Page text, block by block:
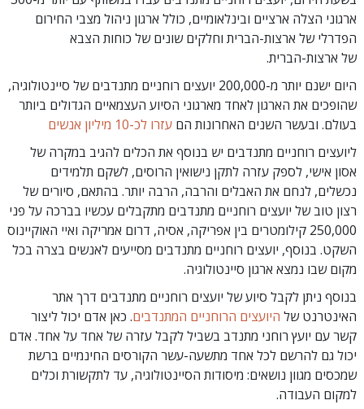
ארגוני הצלה ארציים ובינלאומיים, כולל ארגון ניהול מצבי החירום
הפדרלי של ארצות-הברית וחלקים שונים של כוחות הצבא
של ארצות-הברית.
היום ישנם יותר מ-200,000 יועצים רוחניים מתנדבים של סיינטולוגיה,
שהופכים את הארגון לאחד מארגוני הסיוע העצמאיים הגדולים ביותר
בעולם. ובעשר השנים האחרונות הם עזרו לכ-10 מיליון אנשים
ליועצים רוחניים מתנדבים יש בנוסף את הכלים להגיב במקרה של
אסון אישי, לספק עזרה לתקן נישואין הרוסים, לשקם תלמידים
נכשלים, לנחם את האבלים והרבה, הרבה יותר. בהתאם, סיורים של
רצון טוב של יועצים רוחניים מתנדבים מתקבלים עכשיו בברכה על פני
250,000 קילומטרים בין אפריקה, אסיה, דרום אמריקה ואיי האוקיינוס
השקט. בנוסף, יועצים רוחניים מתנדבים מסייעים לאנשים בצרה בכל
מקום שבו נמצא ארגון סיינטולוגיה.
בנוסף ניתן לקבל סיוע של יועצים רוחניים מתנדבים דרך אתר
האינטרנט של היועצים הרוחניים המתנדבים. כאן אדם יכול ליצור
קשר עם יועץ רוחני מתנדב בשביל לקבל עזרה של אחד על אחד. אדם
יכול גם להרשם לכל אחד מתשעה-עשר הקורסים החינמיים ברשת
שמכסים מגוון נושאים: מיסודות הסיינטולוגיה, עד לתקשורת וכלים
למקום העבודה.